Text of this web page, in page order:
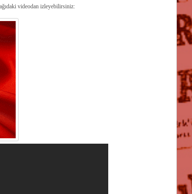
videodan izleyebilirsiniz: